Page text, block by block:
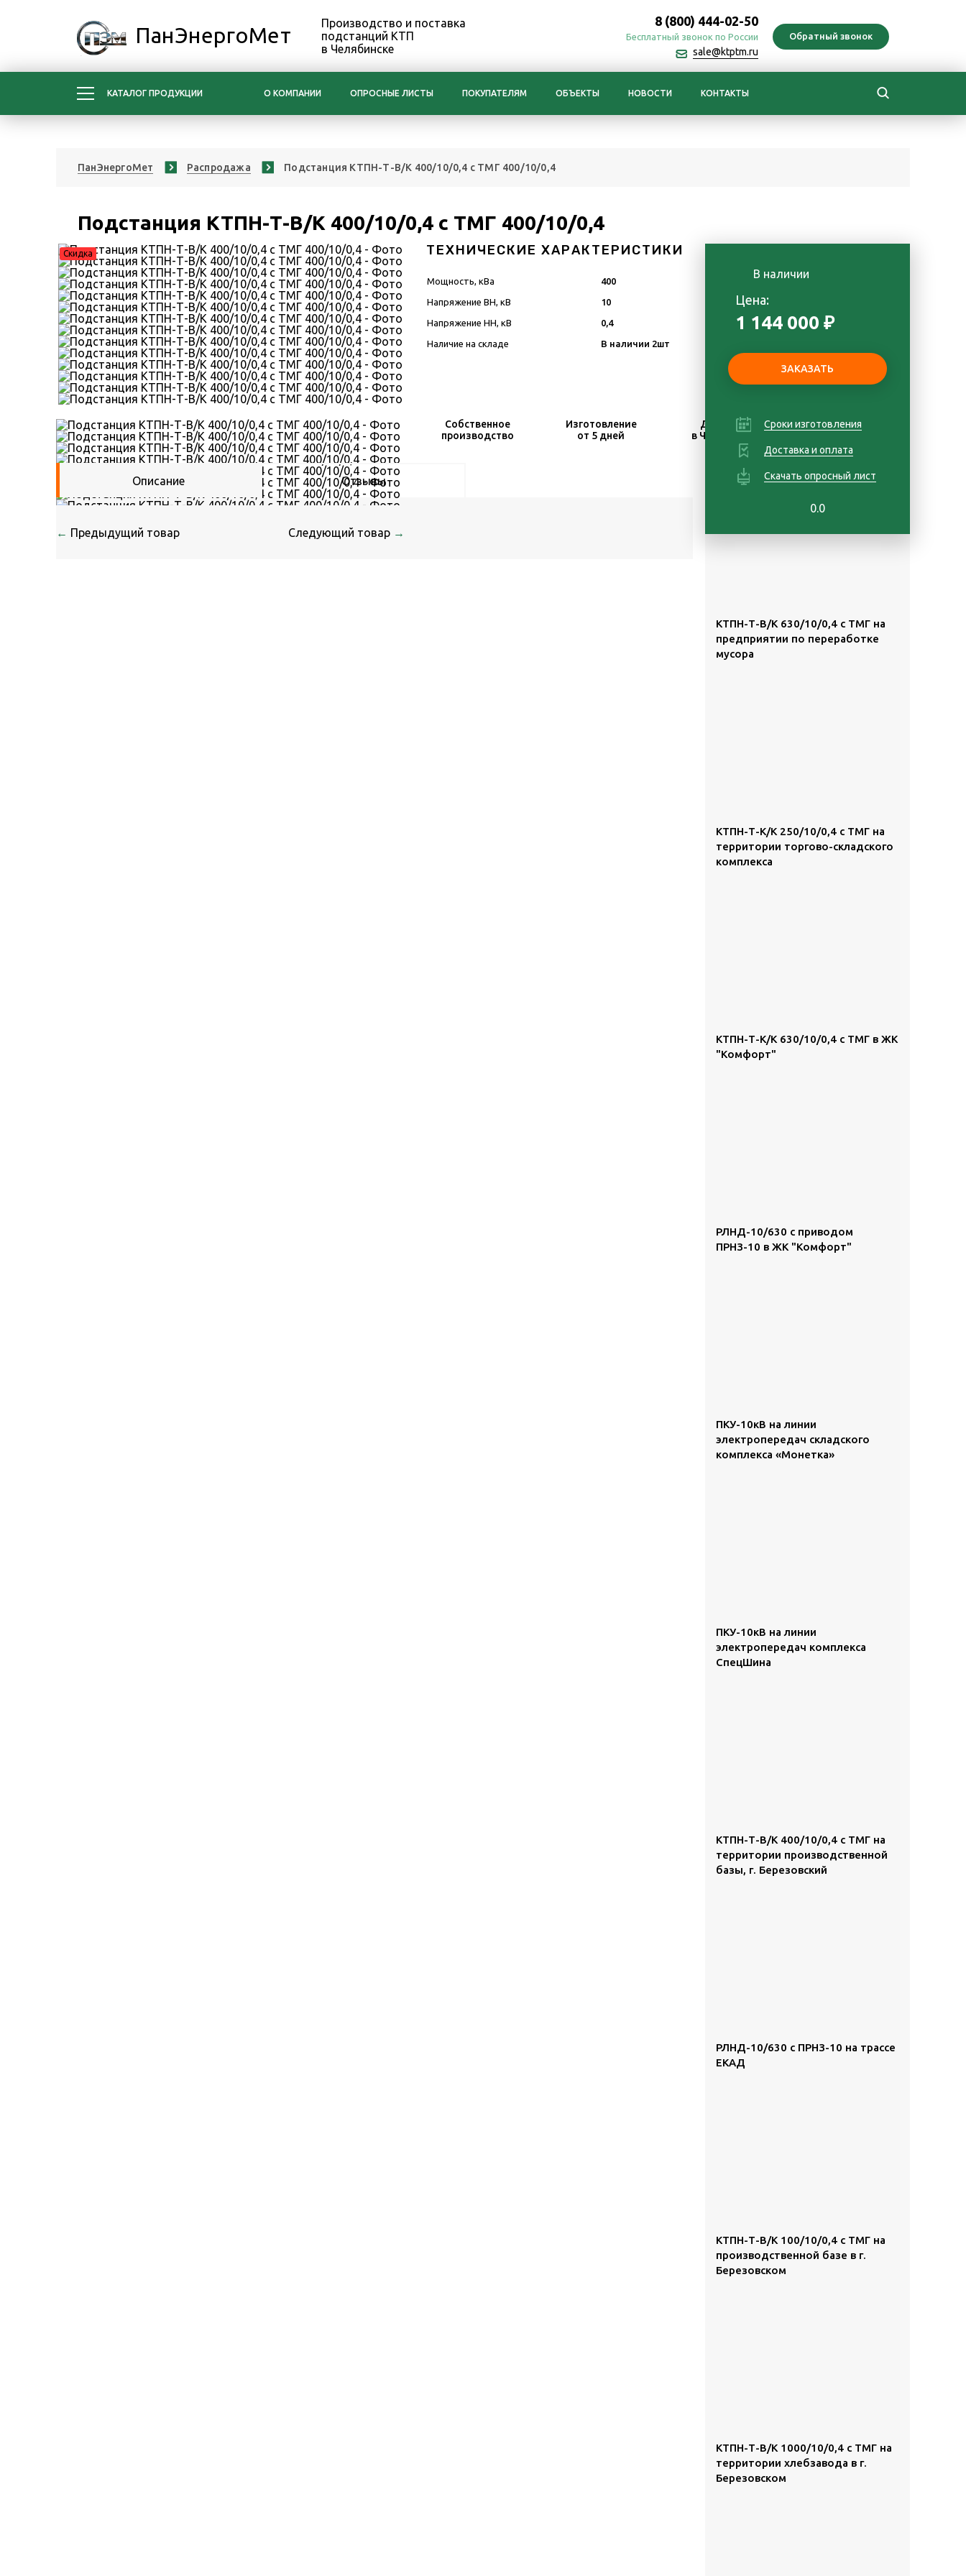
ПанЭнергоМет
Производство и поставка
подстанций КТП
в Челябинске
8 (800) 444-02-50
Бесплатный звонок по России
sale@ktptm.ru
КАТАЛОГ ПРОДУКЦИИ О КОМПАНИИ ОПРОСНЫЕ ЛИСТЫ ПОКУПАТЕЛЯМ ОБЪЕКТЫ НОВОСТИ КОНТАКТЫ
ПанЭнергоМет Распродажа Подстанция КТПН-Т-В/К 400/10/0,4 с ТМГ 400/10/0,4
Подстанция КТПН-Т-В/К 400/10/0,4 с ТМГ 400/10/0,4
Скидка
← Предыдущий товар Следующий товар →
ТЕХНИЧЕСКИЕ ХАРАКТЕРИСТИКИ
Мощность, кВа 400
Напряжение ВН, кВ 10
Напряжение НН, кВ 0,4
Наличие на складе В наличии 2шт
В наличии
Цена:
1 144 000 ₽
Сроки изготовления
Доставка и оплата
Скачать опросный лист
0.0
Собственное
производство
Изготовление
от 5 дней
Доставка
в Челябинске
Гарантия
Описание Отзывы
КТПН-Т-В/К 630/10/0,4 с ТМГ на
предприятии по переработке
мусора
КТПН-Т-К/К 250/10/0,4 с ТМГ на
территории торгово-складского
комплекса
КТПН-Т-К/К 630/10/0,4 с ТМГ в ЖК
"Комфорт"
РЛНД-10/630 с приводом
ПРНЗ-10 в ЖК "Комфорт"
ПКУ-10кВ на линии
электропередач складского
комплекса «Монетка»
ПКУ-10кВ на линии
электропередач комплекса
СпецШина
КТПН-Т-В/К 400/10/0,4 с ТМГ на
территории производственной
базы, г. Березовский
РЛНД-10/630 с ПРНЗ-10 на трассе
ЕКАД
КТПН-Т-В/К 100/10/0,4 с ТМГ на
производственной базе в г.
Березовском
КТПН-Т-В/К 1000/10/0,4 с ТМГ на
территории хлебзавода в г.
Березовском